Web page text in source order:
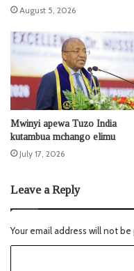
August 5, 2026
Mwinyi apewa Tuzo India
kutambua mchango elimu
July 17, 2026
Leave a Reply
Your email address will not be